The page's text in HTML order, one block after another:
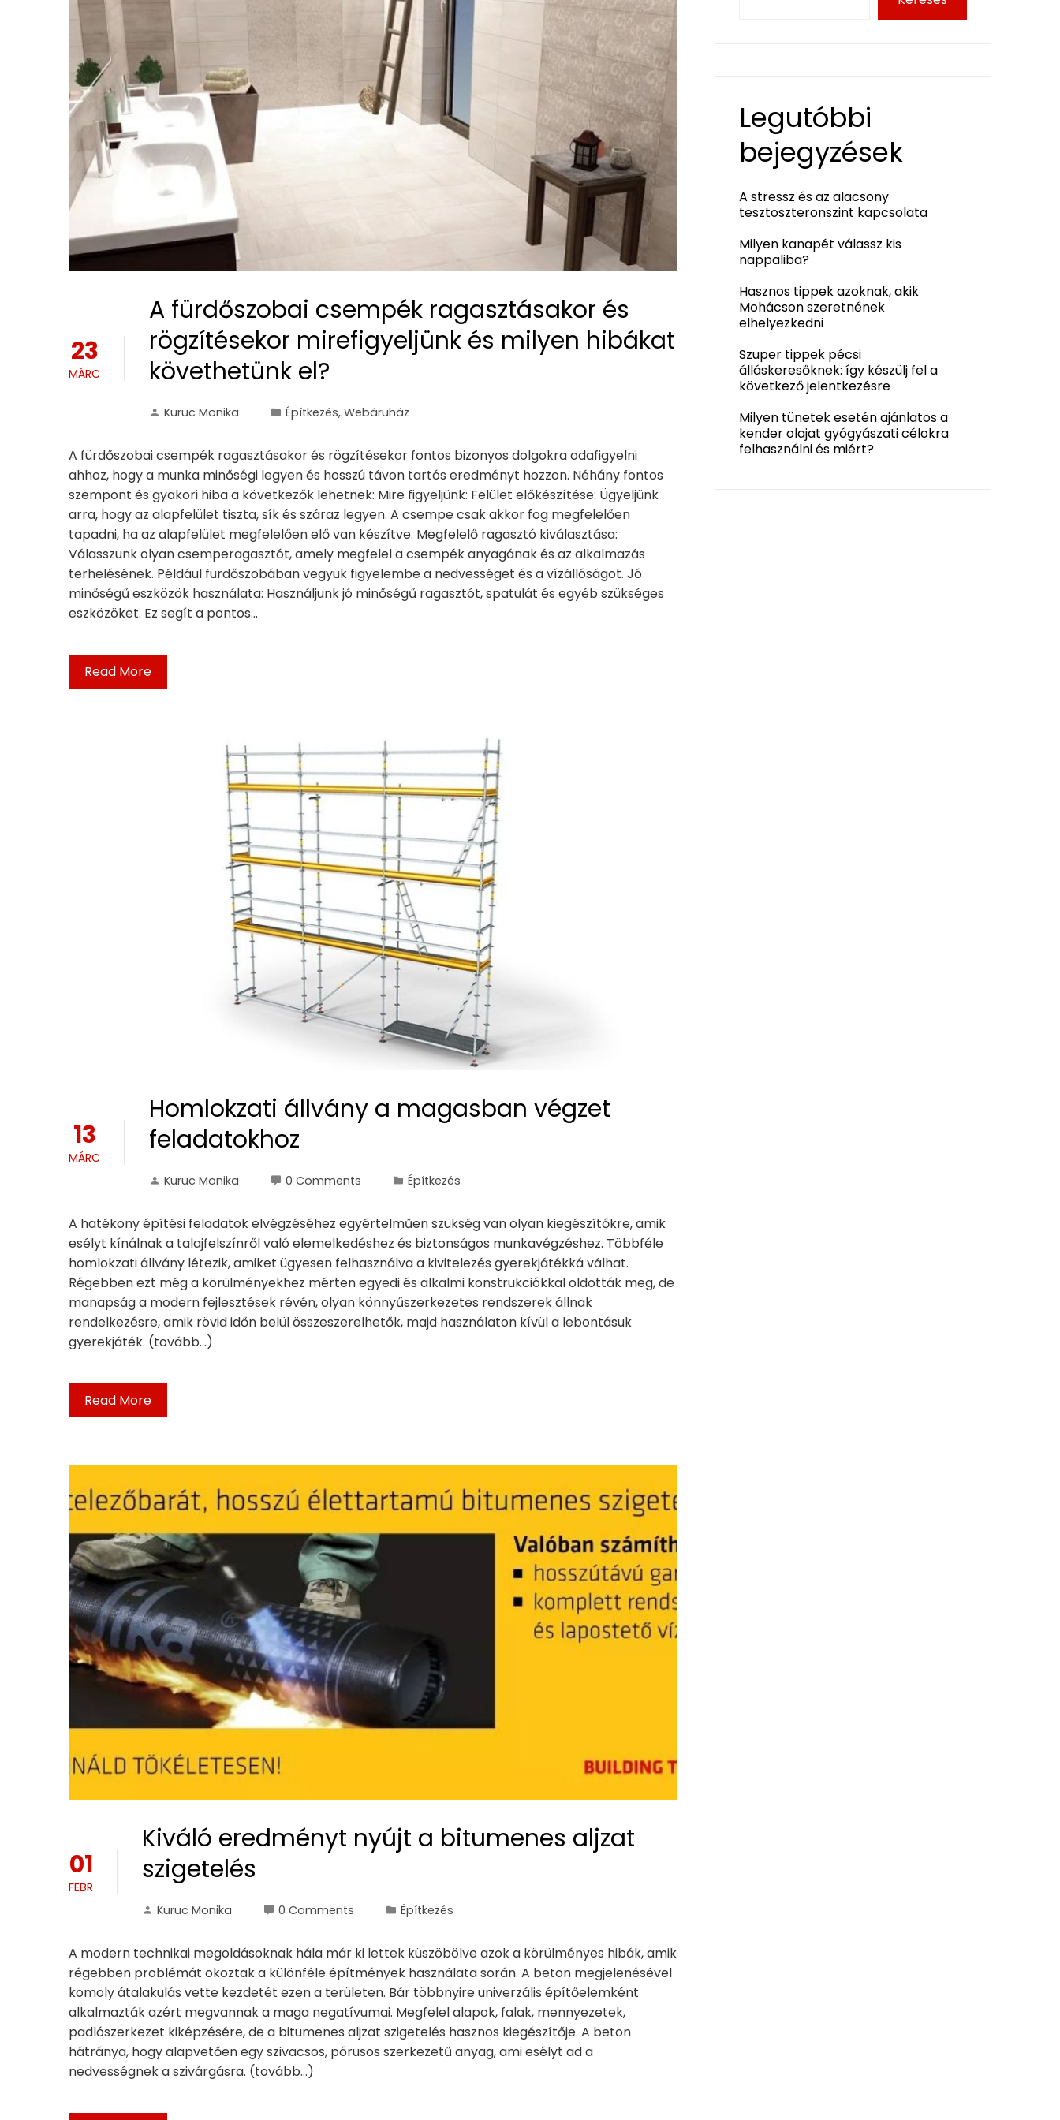
23
MÁRC
A fürdőszobai csempék ragasztásakor és
rögzítésekor mirefigyeljünk és milyen hibákat
követhetünk el?
Kuruc Monika Építkezés, Webáruház
A fürdőszobai csempék ragasztásakor és rögzítésekor fontos bizonyos dolgokra odafigyelni
ahhoz, hogy a munka minőségi legyen és hosszú távon tartós eredményt hozzon. Néhány fontos
szempont és gyakori hiba a következők lehetnek: Mire figyeljünk: Felület előkészítése: Ügyeljünk
arra, hogy az alapfelület tiszta, sík és száraz legyen. A csempe csak akkor fog megfelelően
tapadni, ha az alapfelület megfelelően elő van készítve. Megfelelő ragasztó kiválasztása:
Válasszunk olyan csemperagasztót, amely megfelel a csempék anyagának és az alkalmazás
terhelésének. Például fürdőszobában vegyük figyelembe a nedvességet és a vízállóságot. Jó
minőségű eszközök használata: Használjunk jó minőségű ragasztót, spatulát és egyéb szükséges
eszközöket. Ez segít a pontos…
Read More
13
MÁRC
Homlokzati állvány a magasban végzet
feladatokhoz
Kuruc Monika 0 Comments Építkezés
A hatékony építési feladatok elvégzéséhez egyértelműen szükség van olyan kiegészítőkre, amik
esélyt kínálnak a talajfelszínről való elemelkedéshez és biztonságos munkavégzéshez. Többféle
homlokzati állvány létezik, amiket ügyesen felhasználva a kivitelezés gyerekjátékká válhat.
Régebben ezt még a körülményekhez mérten egyedi és alkalmi konstrukciókkal oldották meg, de
manapság a modern fejlesztések révén, olyan könnyűszerkezetes rendszerek állnak
rendelkezésre, amik rövid időn belül összeszerelhetők, majd használaton kívül a lebontásuk
gyerekjáték. (tovább…)
Read More
01
FEBR
Kiváló eredményt nyújt a bitumenes aljzat
szigetelés
Kuruc Monika 0 Comments Építkezés
A modern technikai megoldásoknak hála már ki lettek küszöbölve azok a körülményes hibák, amik
régebben problémát okoztak a különféle építmények használata során. A beton megjelenésével
komoly átalakulás vette kezdetét ezen a területen. Bár többnyire univerzális építőelemként
alkalmazták azért megvannak a maga negatívumai. Megfelel alapok, falak, mennyezetek,
padlószerkezet kiképzésére, de a bitumenes aljzat szigetelés hasznos kiegészítője. A beton
hátránya, hogy alapvetően egy szivacsos, pórusos szerkezetű anyag, ami esélyt ad a
nedvességnek a szivárgásra. (tovább…)
Legutóbbi
bejegyzések
A stressz és az alacsony
tesztoszteronszint kapcsolata
Milyen kanapét válassz kis
nappaliba?
Hasznos tippek azoknak, akik
Mohácson szeretnének
elhelyezkedni
Szuper tippek pécsi
álláskeresőknek: így készülj fel a
következő jelentkezésre
Milyen tünetek esetén ajánlatos a
kender olajat gyógyászati célokra
felhasználni és miért?